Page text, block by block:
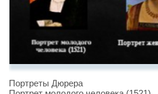
Портреты Дюрера